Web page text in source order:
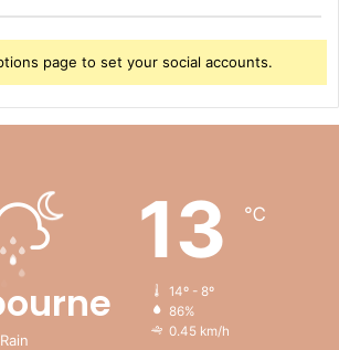
page to set your social accounts.
Rain
13 ℃
14º - 8º
86%
0.45 km/h